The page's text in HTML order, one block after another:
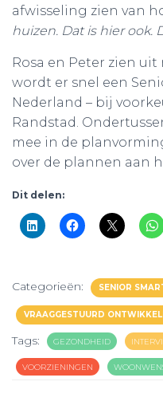
afwisseling zien van
huizen. Dat is hier ook.
Rosa en Peter zien
wordt er snel een
Nederland – bij
Randstad.
mee in de
over de plannen aan
Dit delen:
Categorieën: SENIOR
VRAAGGESTUURD
Tags: GEZONDHEID
VOORZIENINGEN